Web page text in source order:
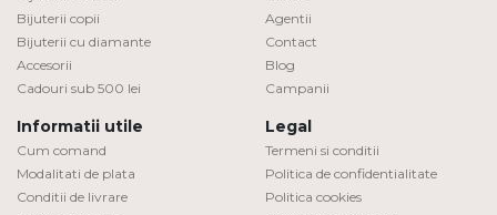
Bijuterii copii
Bijuterii cu diamante
Accesorii
Cadouri sub 500 lei
Agentii
Contact
Blog
Campanii
Informatii utile
Cum comand
Modalitati de plata
Conditii de livrare
Legal
Termeni si conditii
Politica de confidentialitate
Politica cookies